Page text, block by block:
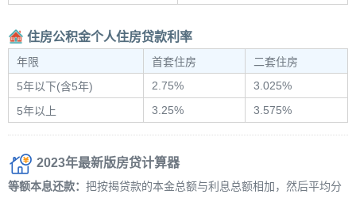
住房公积金个人住房贷款利率
年限 首套住房
二套住房
5年以下(含5年)
2.75%
3.025%
5年以上
3.25% 3.575%
2023年最新版房贷计算器
等额本息还款： 把按揭贷款的本金总额与利息总额相加，然后平均分